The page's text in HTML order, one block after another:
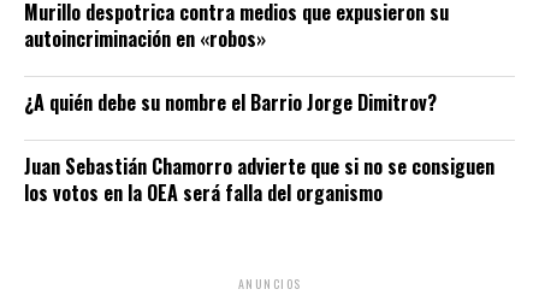
Murillo despotrica contra medios que expusieron su
autoincriminación en «robos»
¿A quién debe su nombre el Barrio Jorge Dimitrov?
Juan Sebastián Chamorro advierte que si no se consiguen
los votos en la OEA será falla del organismo
ANUNCIOS